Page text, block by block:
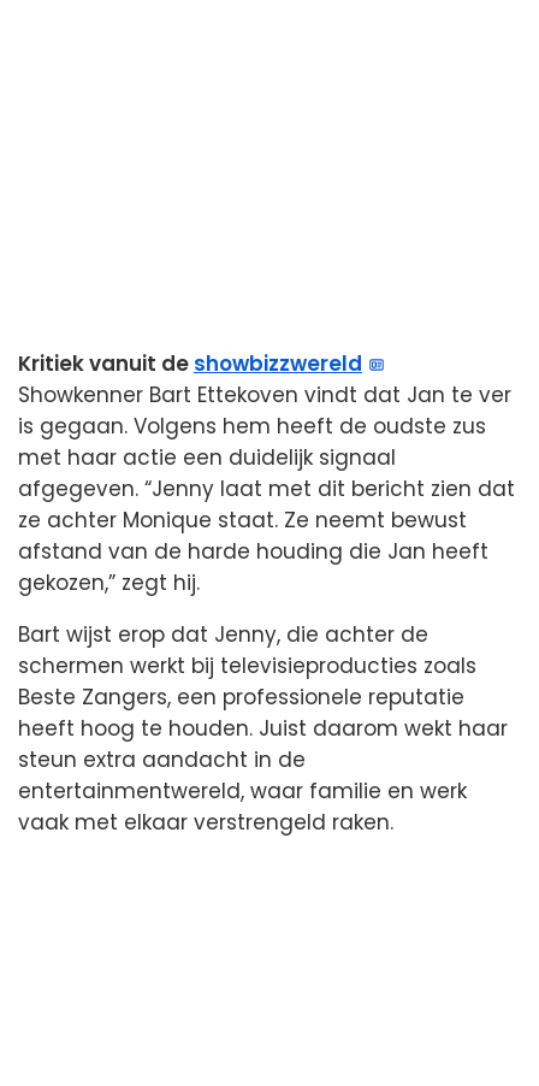
Kritiek vanuit de showbizzwereld
Showkenner Bart Ettekoven vindt dat Jan te ver
is gegaan. Volgens hem heeft de oudste zus
met haar actie een duidelijk signaal
afgegeven. “Jenny laat met dit bericht zien dat
ze achter Monique staat. Ze neemt bewust
afstand van de harde houding die Jan heeft
gekozen,” zegt hij.
Bart wijst erop dat Jenny, die achter de
schermen werkt bij televisieproducties zoals
Beste Zangers, een professionele reputatie
heeft hoog te houden. Juist daarom wekt haar
steun extra aandacht in de
entertainmentwereld, waar familie en werk
vaak met elkaar verstrengeld raken.